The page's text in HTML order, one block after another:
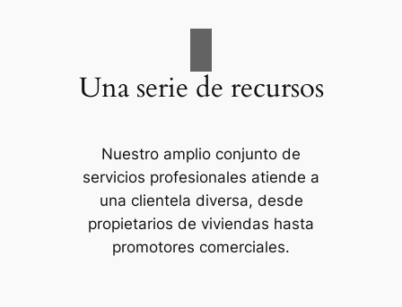
Una serie de recursos
Nuestro amplio conjunto de
servicios profesionales atiende a
una clientela diversa, desde
propietarios de viviendas hasta
promotores comerciales.